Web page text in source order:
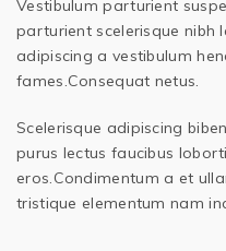
Vestibulum parturient
parturient scelerisque nibh
adipiscing a vestibulum
fames.Consequat netus.
Scelerisque adipiscing
purus lectus faucibus
eros.Condimentum a et
tristique elementum nam